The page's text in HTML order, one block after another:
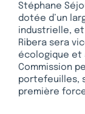
Stéphane
dotée d’un
industrielle,
Ribera sera
écologique et
Commission
portefeuilles,
première